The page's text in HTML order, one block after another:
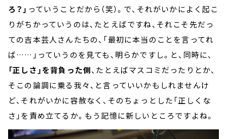
ろ？」 っていうことだから（笑）。で、それがいかによく起こ
りがちかっていうのは、たとえばですね、それこそ先だっ
ての吉本芸人さんたちの、「最初に本当のことを言ってれ
ば……」っていうのを見ても、明らかですし。と、同時に、
「正しさ」を背負った側、たとえばマスコミだったりとか、
そこの論調に乗る我々、と言っていいかもしれませんけ
ど、それがいかに容赦なく、そのちょっとした「正しくな
さ」を責め立てるか。もう記憶に新しいところですよね。